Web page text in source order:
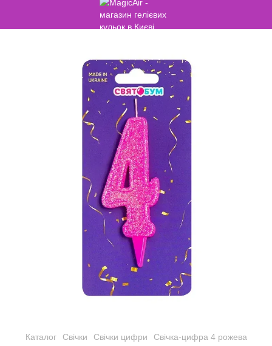
Каталог Свічки Свічки цифри Свічка-цифра 4 рожева